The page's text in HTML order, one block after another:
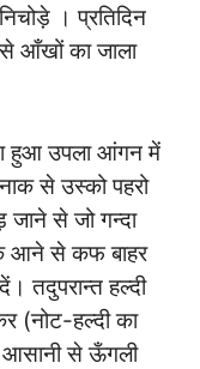
। प्रतिदिन
आँखों का जाला
हुआ उपला आंगन में
से उस्को पहरो
से जो गन्दा
आने से कफ बाहर
तदुपरान्त हल्दी
(नोट-हल्दी का
आसानी से ऊँगली